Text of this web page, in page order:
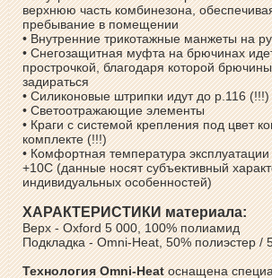
верхнюю часть комбинезона,
пребывание в помещении
• Внутренние трикотажные манжеты на
• Снегозащитная муфта на брючинах
прострочкой, благодаря которой
задираться
• Силиконовые штрипки идут до р.116
• Светоотражающие элементы
• Краги с системой крепления под цвет
комплекте (!!!)
• Комфортная температура
+10С (данные носят субъективный
индивидуальных особенностей)
ХАРАКТЕРИСТИКИ материала:
Верх - Oxford 5 000, 100% полиамид
Подкладка - Omni-Heat, 50% полиэстер /
Технология Omni-Heatоснащена